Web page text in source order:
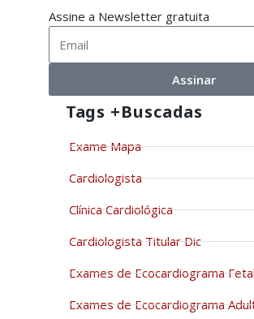
Assine a Newsletter gratuita
Assinar
Tags +buscadas
Exame Mapa
Cardiologista
Clínica Cardiológica
Cardiologista Titular Dic
Exames de Ecocardiograma
Exames de Ecocardiograma